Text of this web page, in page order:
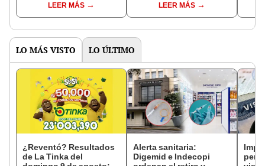
S/4.400 a cliente
LEER MÁS
banco digital con
presencia nacional
LEER MÁS
LO MÁS VISTO LO ÚLTIMO
¿Reventó? Resultados
de La Tinka del
Alerta sanitaria:
Digemid e Indecopi